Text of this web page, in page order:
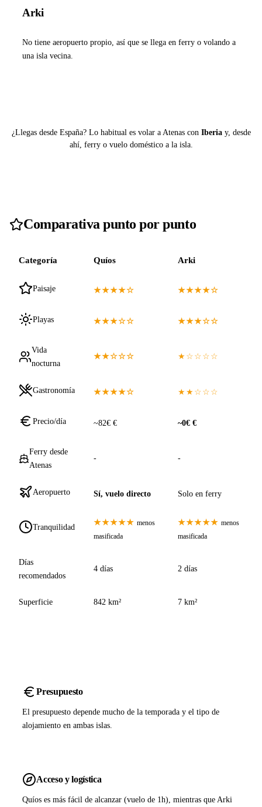
Arki
No tiene aeropuerto propio, así que se llega en ferry o volando a
una isla vecina.
¿Llegas desde España? Lo habitual es volar a Atenas con Iberiay, desde
ahí, ferry o vuelo doméstico a la isla.
Comparativa punto por punto
Categoría Quíos Arki
Paisaje ★★★★☆ ★★★★☆
Playas ★★★☆☆ ★★★☆☆
Vida
nocturna
★★☆☆☆ ★☆☆☆☆
Gastronomía ★★★★☆ ★★☆☆☆
Precio/día ~82€ € ~0€ €
Ferry desde
Atenas
- -
Aeropuerto Sí, vuelo directo Solo en ferry
Tranquilidad ★★★★★ menos
masificada
★★★★★ menos
masificada
Días
recomendados
4 días 2 días
Superficie 842 km² 7 km²
Presupuesto
El presupuesto depende mucho de la temporada y el tipo de
alojamiento en ambas islas.
Acceso y logística
Quíos es más fácil de alcanzar (vuelo de 1h), mientras que Arki